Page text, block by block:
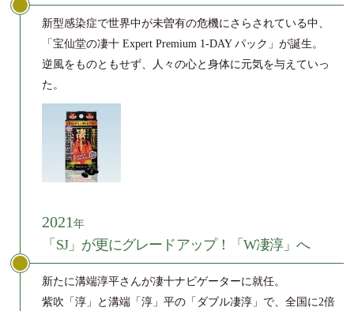
新型感染症で世界中が未曽有の危機にさらされている中、
「宝仙堂の凄十 Expert Premium 1-DAY パック」が誕生。
逆風をものともせず、人々の心と身体に元気を与えていっ
た。
2021年
「SJ」が更にグレードアップ！「W凄淳」へ
新たに溝端淳平さんが凄十ナビゲーターに就任。
紫吹「淳」と溝端「淳」平の「ダブル凄淳」で、全国に2倍